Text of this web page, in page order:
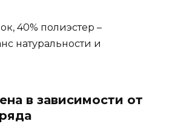
40% полиэстер –
натуральности и
в зависимости от